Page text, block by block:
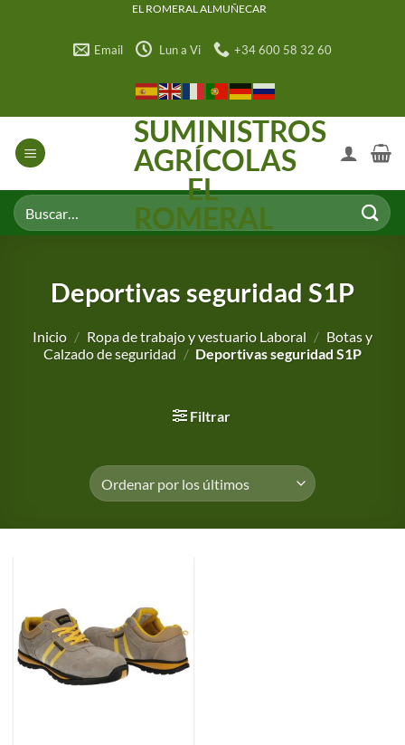
EL ROMERAL ALMUÑECAR
Email Lun a Vi +34 600 58 32 60
SUMINISTROS
AGRÍCOLAS
EL
ROMERAL
Buscar
por:
Deportivas seguridad S1P
Inicio / Ropa de trabajo y vestuario Laboral / Botas y
Calzado de seguridad / Deportivas seguridad S1P
Filtrar